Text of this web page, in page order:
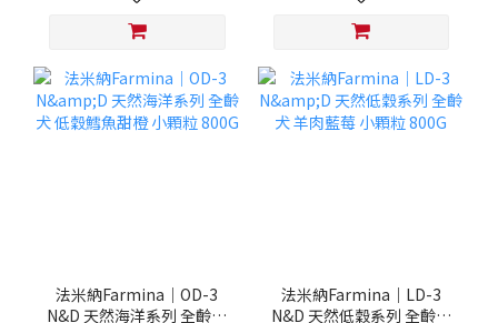
法米納Farmina｜OD-3
N&D 天然海洋系列 全齡犬
法米納Farmina｜LD-3
N&D 天然低穀系列 全齡犬